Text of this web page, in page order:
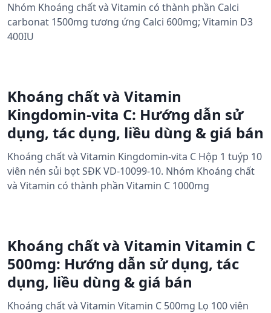
Nhóm Khoáng chất và Vitamin có thành phần Calci
carbonat 1500mg tương ứng Calci 600mg; Vitamin D3
400IU
Khoáng chất và Vitamin
Kingdomin-vita C: Hướng dẫn sử
dụng, tác dụng, liều dùng & giá bán
Khoáng chất và Vitamin Kingdomin-vita C Hộp 1 tuýp 10
viên nén sủi bọt SĐK VD-10099-10. Nhóm Khoáng chất
và Vitamin có thành phần Vitamin C 1000mg
Khoáng chất và Vitamin Vitamin C
500mg: Hướng dẫn sử dụng, tác
dụng, liều dùng & giá bán
Khoáng chất và Vitamin Vitamin C 500mg Lọ 100 viên